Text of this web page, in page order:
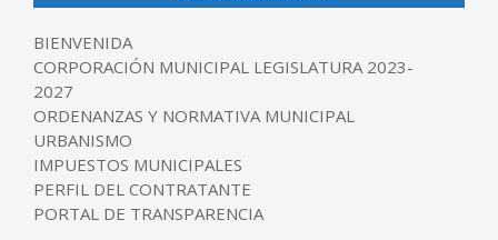
BIENVENIDA
CORPORACIÓN MUNICIPAL LEGISLATURA 2023-
2027
ORDENANZAS Y NORMATIVA MUNICIPAL
URBANISMO
IMPUESTOS MUNICIPALES
PERFIL DEL CONTRATANTE
PORTAL DE TRANSPARENCIA